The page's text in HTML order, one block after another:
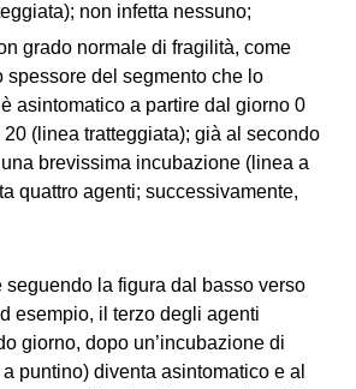
non infetta nessuno;
grado normale di fragilità, come
spessore del segmento che lo
asintomatico a partire dal giorno 0
(linea tratteggiata); già al secondo
brevissima incubazione (linea a
quattro agenti; successivamente,
seguendo la figura dal basso verso
esempio, il terzo degli agenti
giorno, dopo un’incubazione di
puntino) diventa asintomatico e al